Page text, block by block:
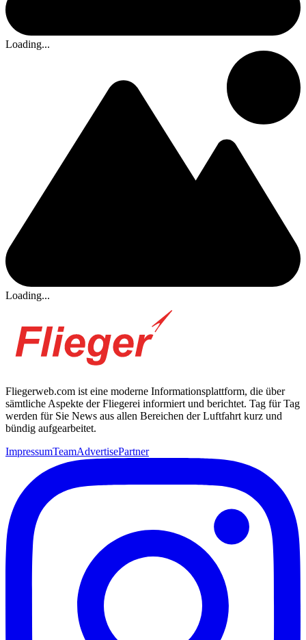
Loading...
Loading...
Fliegerweb.com ist eine moderne Informationsplattform, die über
sämtliche Aspekte der Fliegerei informiert und berichtet. Tag für Tag
werden für Sie News aus allen Bereichen der Luftfahrt kurz und
bündig aufgearbeitet.
ImpressumTeamAdvertisePartner